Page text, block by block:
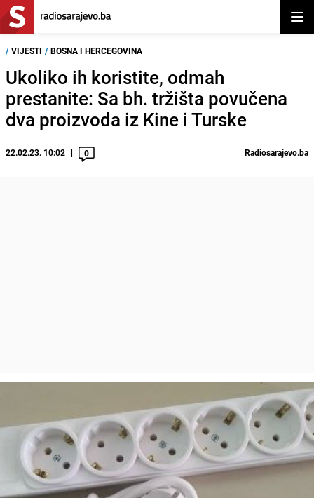
/ VIJESTI / BOSNA I HERCEGOVINA
Ukoliko ih koristite, odmah
prestanite: Sa bh. tržišta povučena
dva proizvoda iz Kine i Turske
22.02.23. 10:02 0 Radiosarajevo.ba